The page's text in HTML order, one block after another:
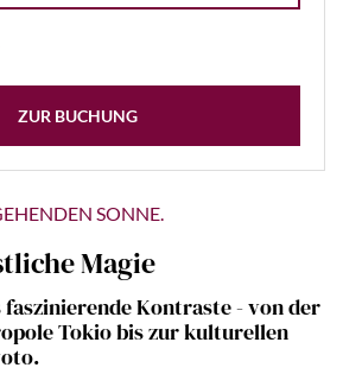
ZUR BUCHUNG
SONNE.
Magie
faszinierende Kontraste - von der
Tokio bis zur kulturellen